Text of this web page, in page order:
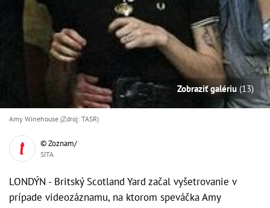
Zobraziť galériu (13)
Amy Winehouse (Zdroj: TASR)
© Zoznam/
SITA
LONDÝN - Britský Scotland Yard začal vyšetrovanie v
prípade videozáznamu, na ktorom speváčka Amy